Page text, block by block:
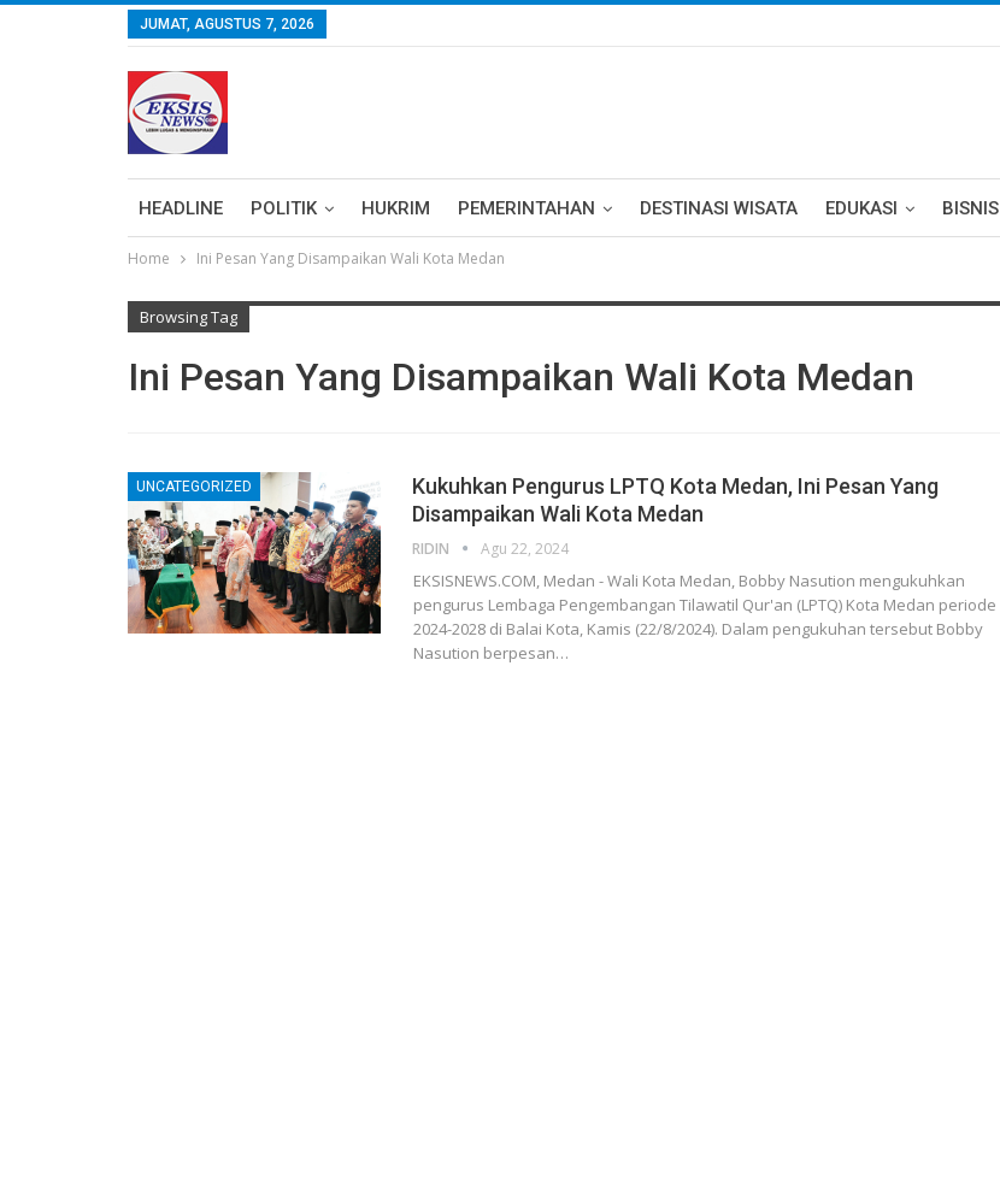
JUMAT, AGUSTUS 7, 2026
HEADLINE POLITIK HUKRIM PEMERINTAHAN DESTINASI WISATA EDUKASI BISNIS
Home Ini Pesan Yang Disampaikan Wali Kota Medan
Browsing Tag
Ini Pesan Yang Disampaikan Wali Kota Medan
UNCATEGORIZED
Kukuhkan Pengurus LPTQ Kota Medan, Ini Pesan Yang
Disampaikan Wali Kota Medan
RIDIN Agu 22, 2024
EKSISNEWS.COM, Medan - Wali Kota Medan, Bobby Nasution mengukuhkan
pengurus Lembaga Pengembangan Tilawatil Qur'an (LPTQ) Kota Medan periode
2024-2028 di Balai Kota, Kamis (22/8/2024). Dalam pengukuhan tersebut Bobby
Nasution berpesan…